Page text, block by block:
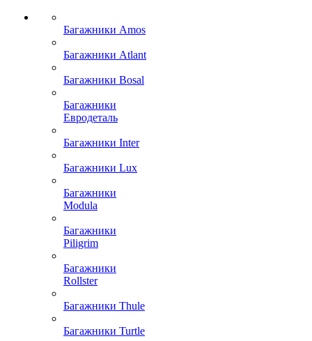
Багажники Amos
Багажники Atlant
Багажники Bosal
Багажники
Евродеталь
Багажники Inter
Багажники Lux
Багажники
Modula
Багажники
Piligrim
Багажники
Rollster
Багажники Thule
Багажники Turtle